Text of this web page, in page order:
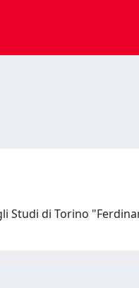
Studi di Torino